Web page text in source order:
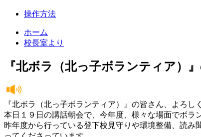
操作方法
ホーム
校長室より
『北ボラ（北っ子ボランティア）
『北ボラ（北っ子ボランティア）』の皆さん、よろし
本日１９日の講話朝会で、今年度、様々な場面でボラ
昨年度から行っている登下校見守りや環境整備、読